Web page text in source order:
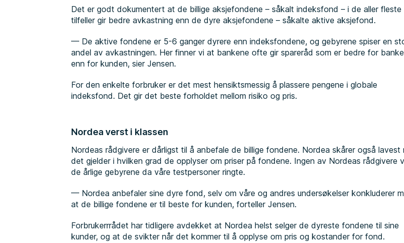
Det er godt dokumentert at de billige aksjefondene – såkalt indeksfond – i de aller fleste
tilfeller gir bedre avkastning enn de dyre aksjefondene – såkalte aktive aksjefond.
— De aktive fondene er 5-6 ganger dyrere enn indeksfondene, og gebyrene spiser en
andel av avkastningen. Her finner vi at bankene ofte gir spareråd som er bedre for
enn for kunden, sier Jensen.
For den enkelte forbruker er det mest hensiktsmessig å plassere pengene i globale
indeksfond. Det gir det beste forholdet mellom risiko og pris.
Nordea verst i klassen
Nordeas rådgivere er dårligst til å anbefale de billige fondene. Nordea skårer også lavest
det gjelder i hvilken grad de opplyser om priser på fondene. Ingen av Nordeas rådgivere
de årlige gebyrene da våre testpersoner ringte.
— Nordea anbefaler sine dyre fond, selv om våre og andres undersøkelser konkluderer
at de billige fondene er til beste for kunden, forteller Jensen.
Forbrukerrrådet har tidligere avdekket at Nordea helst selger de dyreste fondene til sine
kunder, og at de svikter når det kommer til å opplyse om pris og kostander for fond.